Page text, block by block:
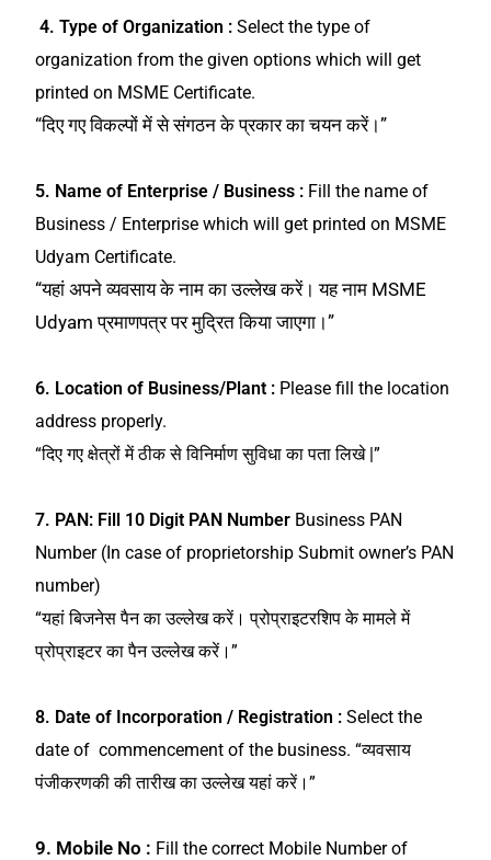
4. Type of Organization : Select the type of
organization from the given options which will get
printed on MSME Certificate.
“दिए गए विकल्पों में से संगठन के प्रकार का चयन करें।”
5. Name of Enterprise / Business : Fill the name of
Business / Enterprise which will get printed on MSME
Udyam Certificate.
“यहां अपने व्यवसाय के नाम का उल्लेख करें। यह नाम MSME
Udyam प्रमाणपत्र पर मुद्रित किया जाएगा।”
6. Location of Business/Plant : Please fill the location
address properly.
“दिए गए क्षेत्रों में ठीक से विनिर्माण सुविधा का पता लिखे |”
7. PAN: Fill 10 Digit PAN Number Business PAN
Number (In case of proprietorship Submit owner’s PAN
number)
“यहां बिजनेस पैन का उल्लेख करें। प्रोप्राइटरशिप के मामले में
प्रोप्राइटर का पैन उल्लेख करें।”
8. Date of Incorporation / Registration :Select the
date of commencement of the business. “व्यवसाय
पंजीकरणकी की तारीख का उल्लेख यहां करें।”
9. Mobile No : Fill the correct Mobile Number of